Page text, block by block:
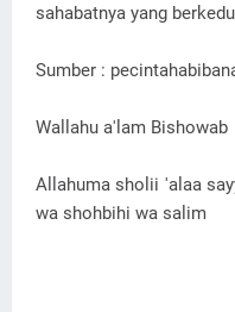
sahabatnya yang
Sumber :
Wallahu a'lam Bishowab
Allahuma sholii 'alaa
wa shohbihi wa salim